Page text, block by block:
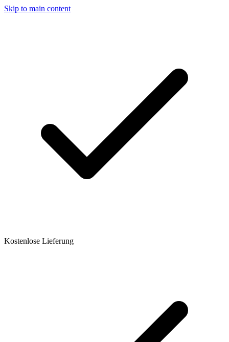
Skip to main content
Kostenlose Lieferung